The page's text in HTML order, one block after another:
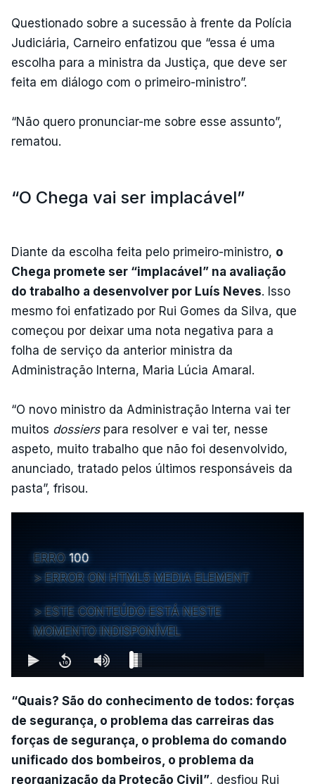
Questionado sobre a sucessão à frente da Polícia
Judiciária, Carneiro enfatizou que “essa é uma
escolha para a ministra da Justiça, que deve ser
feita em diálogo com o primeiro-ministro”.
“Não quero pronunciar-me sobre esse assunto”,
rematou.
“O Chega vai ser implacável”
Diante da escolha feita pelo primeiro-ministro, o
Chega promete ser “implacável” na avaliação
do trabalho a desenvolver por Luís Neves. Isso
mesmo foi enfatizado por Rui Gomes da Silva, que
começou por deixar uma nota negativa para a
folha de serviço da anterior ministra da
Administração Interna, Maria Lúcia Amaral.
“O novo ministro da Administração Interna vai ter
muitos dossierspara resolver e vai ter, nesse
aspeto, muito trabalho que não foi desenvolvido,
anunciado, tratado pelos últimos responsáveis da
pasta”, frisou.
ERRO 100
ERROR ON HTML5 MEDIA ELEMENT
ESTE CONTEÚDO ESTÁ NESTE
MOMENTO INDISPONÍVEL
“Quais? São do conhecimento de todos: forças
de segurança, o problema das carreiras das
forças de segurança, o problema do comando
unificado dos bombeiros, o problema da
reorganização da Proteção Civil”, desfiou Rui